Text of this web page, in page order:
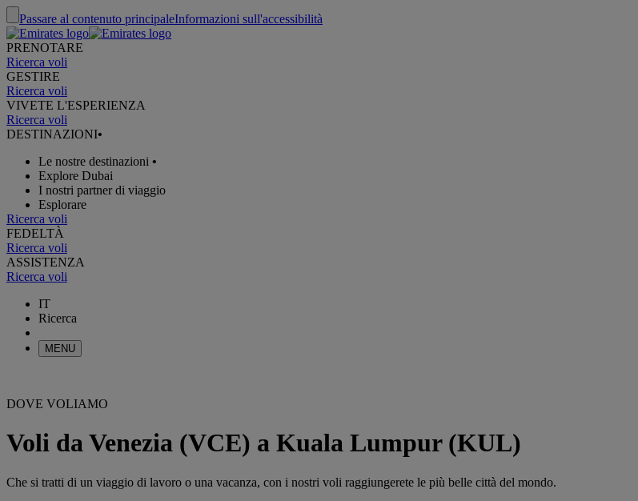
Passare al contenuto principaleInformazioni sull'accessibilità
PRENOTARE
Ricerca voli
GESTIRE
Ricerca voli
VIVETE L'ESPERIENZA
Ricerca voli
DESTINAZIONI•
Le nostre destinazioni •
Explore Dubai
I nostri partner di viaggio
Esplorare
Ricerca voli
FEDELTÀ
Ricerca voli
ASSISTENZA
Ricerca voli
IT
Ricerca
MENU
DOVE VOLIAMO
Voli da Venezia (VCE) a Kuala Lumpur (KUL)
Che si tratti di un viaggio di lavoro o una vacanza, con i nostri voli raggiungerete le più belle città del mondo.